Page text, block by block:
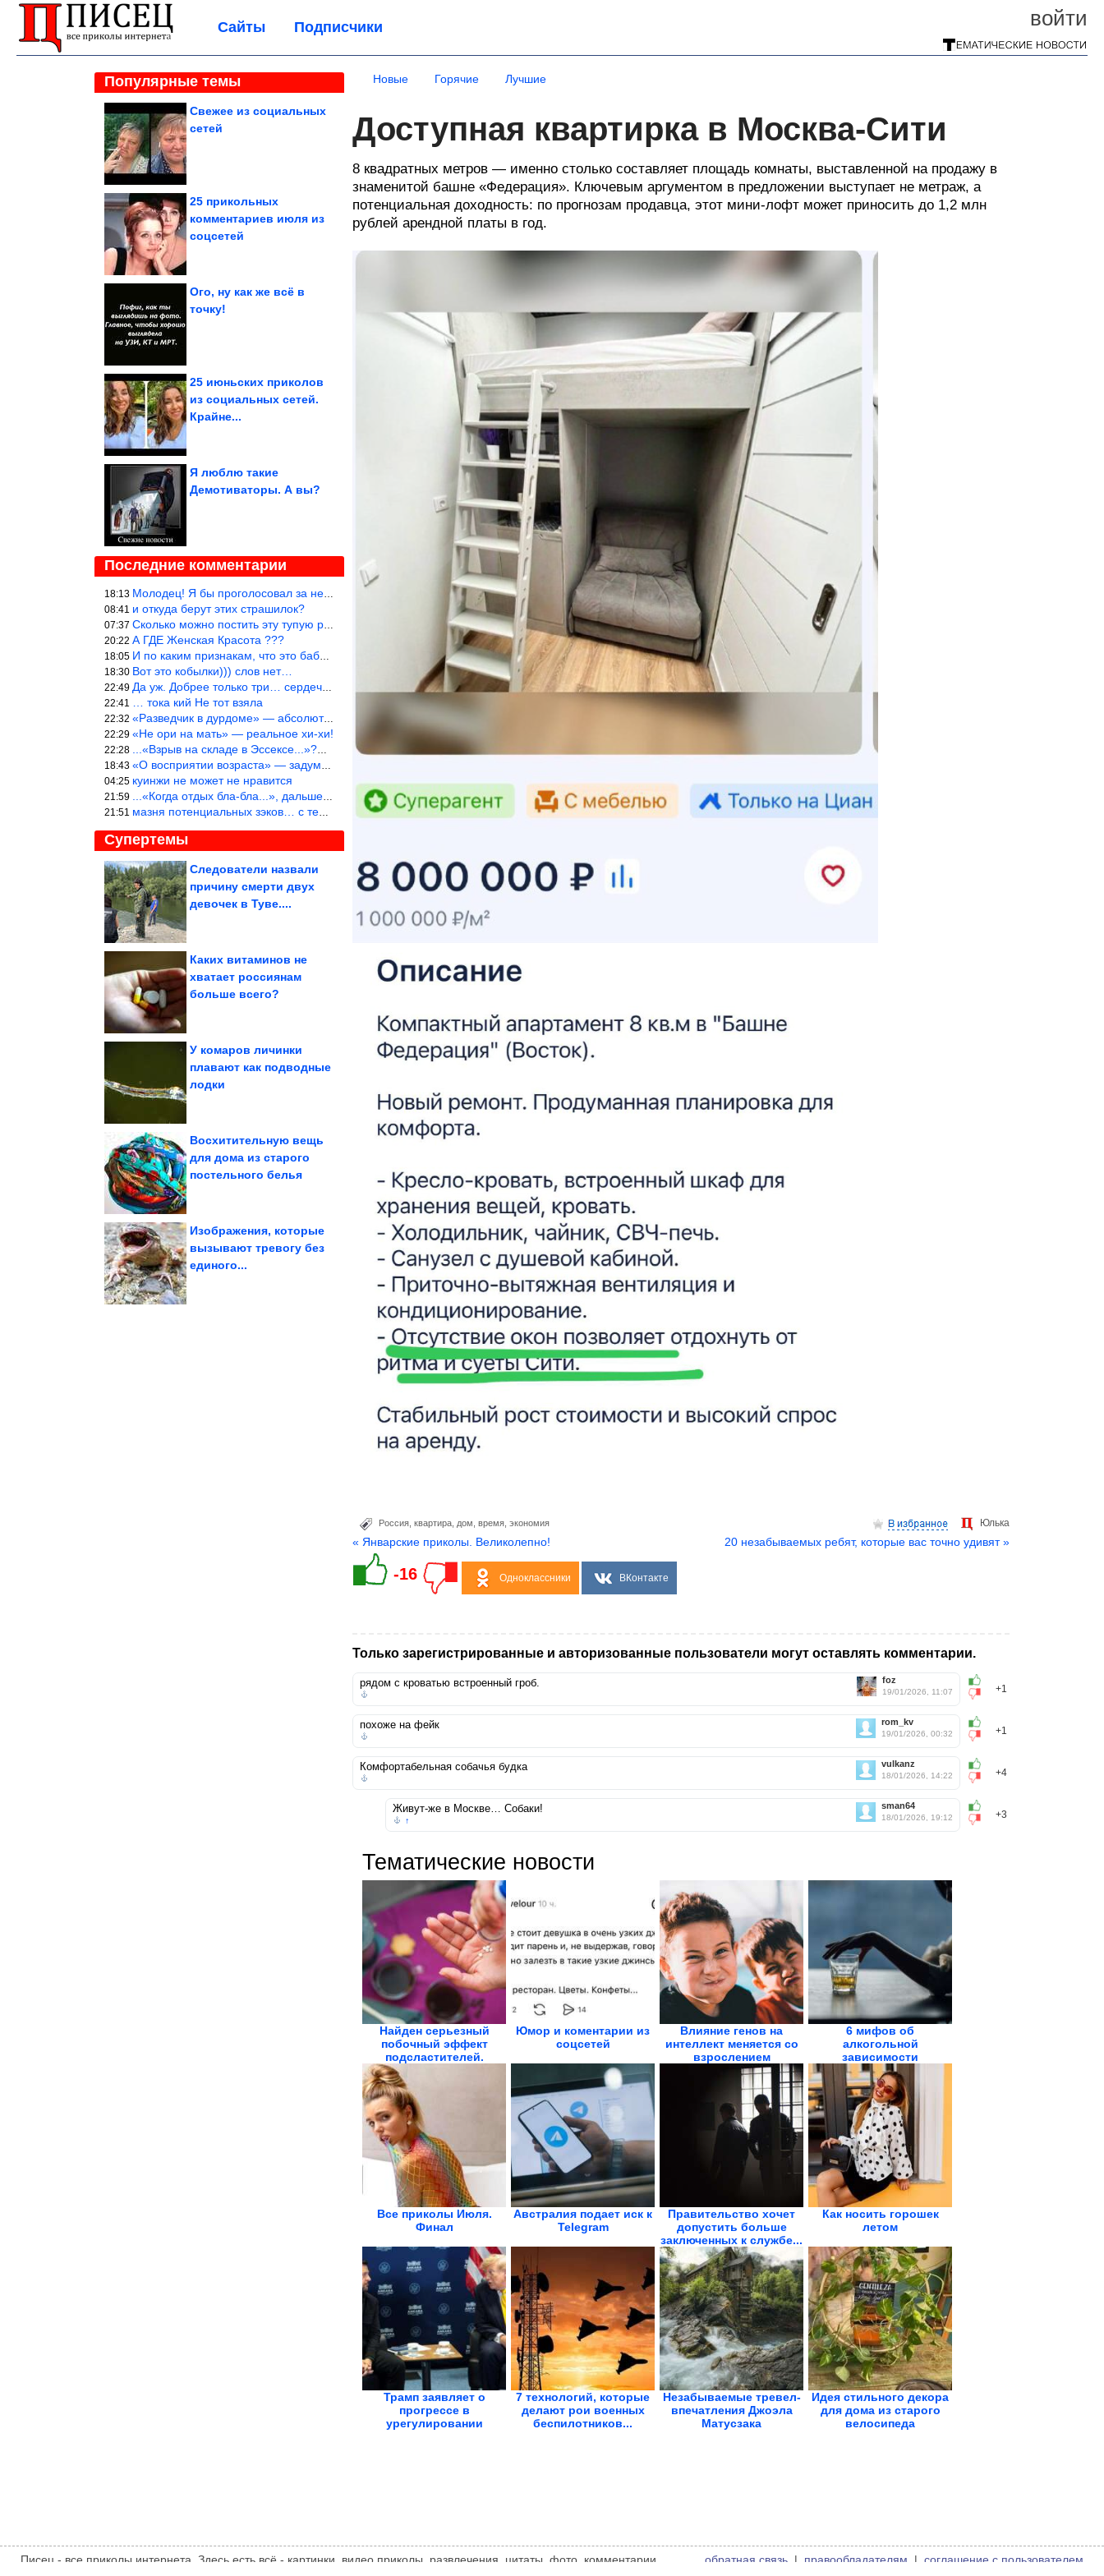
войти
Сайты Подписчики
Популярные темы
Свежее из социальных
сетей
25 прикольных
комментариев июля из
соцсетей
Ого, ну как же всё в
точку!
25 июньских приколов
из социальных сетей.
Крайне...
Я люблю такие
Демотиваторы. А вы?
Последние комментарии
18:13 Молодец! Я бы проголосовал за нее, чем, например, за Терешкову!
08:41 и откуда берут этих страшилок?
07:37 Сколько можно постить эту тупую рожу?
20:22 А ГДЕ Женская Красота ???
18:05 И по каким признакам, что это баба? И какой мужик к ней приблизи
18:30 Вот это кобылки))) слов нет…
22:49 Да уж. Добрее только три… сердечка!
22:41 … тока кий Не тот взяла
22:32 «Разведчик в дурдоме» — абсолютное попадание!
22:29 «Не ори на мать» — реальное хи-хи!
22:28 ...«Взрыв на складе в Эссексе...»?… Служу России!
18:43 «О восприятии возраста» — задумался. На сколько раньше быстрее в
04:25 куинжи не может не нравится
21:59 ...«Когда отдых бла-бла...», дальше Большой вопрос. «приходитЬся
21:51 мазня потенциальных зэков… с тем же смыслом…
Супертемы
19-летняя девушка
полиции в...
Следователи назвали
причину смерти двух
девочек в Туве....
Каких витаминов не
хватает россиянам
больше всего?
У комаров личинки
плавают как подводные
лодки
Как cкрыть дачный
Восхитительную вещь
для дома из старого
постельного белья
помогут уберечь ноги от
Изображения, которые
вызывают тревогу без
единого...
Новые Горячие Лучшие
Доступная квартирка в Москва-Сити
8 квадратных метров — именно столько составляет площадь комнаты, выставленной на продажу в
знаменитой башне «Федерация». Ключевым аргументом в предложении выступает не метраж, а
потенциальная доходность: по прогнозам продавца, этот мини-лофт может приносить до 1,2 млн
рублей арендной платы в год.
Юлька
Россия квартира дом время экономия
« Январские приколы. Великолепно! 20 незабываемых ребят, которые вас точно удивят »
-16 Одноклассники ВКонтакте
Только зарегистрированные и авторизованные пользователи могут оставлять комментарии.
+1
foz
19/01/2026, 11:07
рядом с кроватью встроенный гроб.
+1
rom_kv
19/01/2026, 00:32
похоже на фейк
+4
vulkanz
18/01/2026, 14:22
Комфортабельная собачья будка
+3
sman64
18/01/2026, 19:12
Живут-же в Москве… Собаки!
↑
Тематические новости
Найден серьезный
побочный эффект
подсластителей.
Юмор и коментарии из
соцсетей
Влияние генов на
интеллект меняется со
взрослением
6 мифов об
алкогольной
зависимости
Все приколы Июля.
Финал
Австралия подает иск к
Telegram
Правительство хочет
допустить больше
заключенных к службе...
Как носить горошек
летом
Трамп заявляет о
прогрессе в
урегулировании
7 технологий, которые
делают рои военных
беспилотников...
Незабываемые тревел-
впечатления Джоэла
Матусзака
Идея стильного декора
для дома из старого
велосипеда
Писец - все приколы интернета. Здесь есть всё - картинки, видео приколы, развлечения, цитаты, фото, комментарии,
обратная связь | правообладателям | соглашение с пользователем